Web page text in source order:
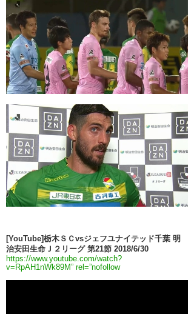
[YouTube]栃木ＳＣvsジェフユナイテッド千葉 明
治安田生命Ｊ２リーグ 第21節 2018/6/30
https://www.youtube.com/watch?
v=RpAH1nWk89M” rel=”nofollow